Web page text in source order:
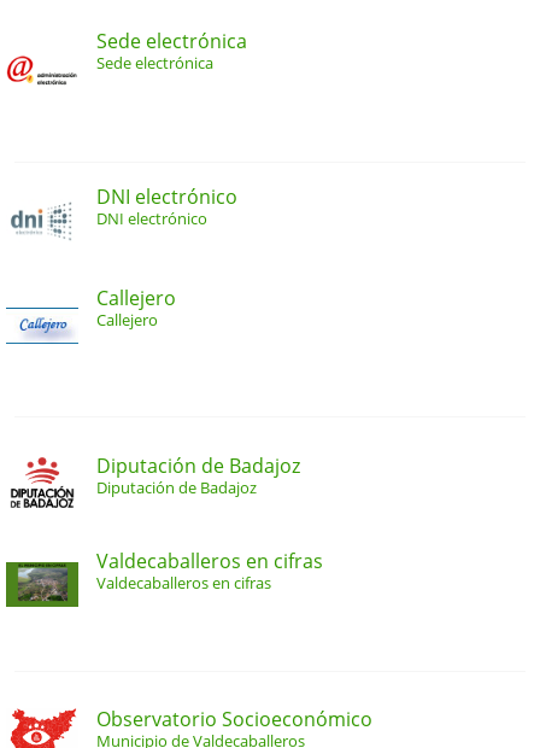
Sede electrónica
Sede electrónica
DNI electrónico
DNI electrónico
Callejero
Callejero
Diputación de Badajoz
Diputación de Badajoz
Valdecaballeros en cifras
Valdecaballeros en cifras
Observatorio Socioeconómico
Municipio de Valdecaballeros